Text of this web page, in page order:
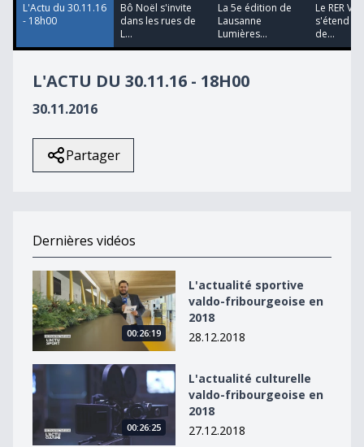
L'Actu du 30.11.16
- 18h00
Bô Noël s'invite
dans les rues de
L...
La 5e édition de
Lausanne
Lumières...
Le RER
s'étend à
de...
L'ACTU DU 30.11.16 - 18H00
30.11.2016
Partager
Dernières vidéos
L&#039;actualité sportive valdo-fribourgeoise en 2018
00:26:19
L'actualité sportive
valdo-fribourgeoise en
2018
28.12.2018
L&#039;actualité culturelle valdo-fribourgeoise en
00:26:25
L'actualité culturelle
valdo-fribourgeoise en
2018
27.12.2018